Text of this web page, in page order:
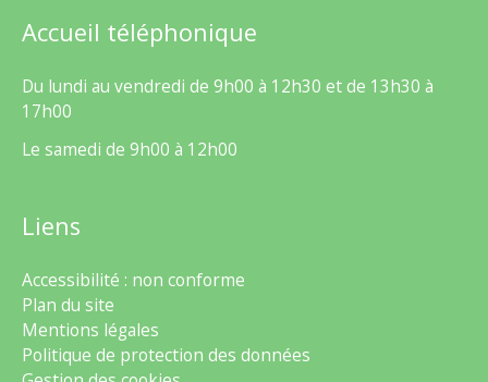
Accueil téléphonique
Du lundi au vendredi de 9h00 à 12h30 et de 13h30 à
17h00
Le samedi de 9h00 à 12h00
Liens
Accessibilité : non conforme
Plan du site
Mentions légales
Politique de protection des données